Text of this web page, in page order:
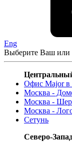
Eng
Выберите Ваш
Офис Major в
Москва -
Москва -
Москва -
Сетунь
Северо-